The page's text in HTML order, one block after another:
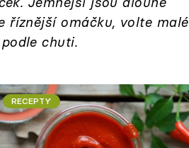
říznější omáčku, volte malé
chuti.
RECEPTY